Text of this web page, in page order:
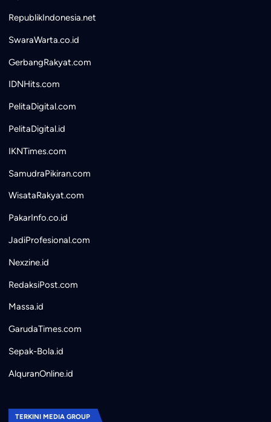
RepublikIndonesia.net
SwaraWarta.co.id
GerbangRakyat.com
IDNHits.com
PelitaDigital.com
PelitaDigital.id
IKNTimes.com
SamudraPikiran.com
WisataRakyat.com
PakarInfo.co.id
JadiProfesional.com
Nexzine.id
RedaksiPost.com
Massa.id
GarudaTimes.com
Sepak-Bola.id
AlquranOnline.id
TERKINI MEDIA GROUP